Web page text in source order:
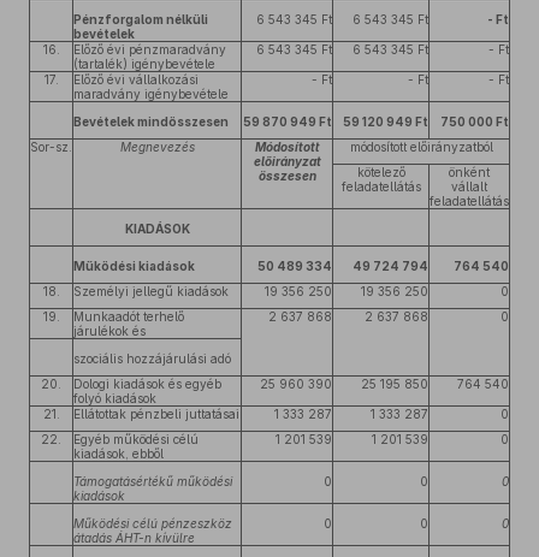
Pénzforgalom nélküli
bevételek
6 543 345 Ft 6 543 345 Ft - Ft
16.
Előző évi pénzmaradvány
(tartalék) igénybevétele
6 543 345 Ft 6 543 345 Ft - Ft
17.
Előző évi vállalkozási
maradvány igénybevétele
- Ft - Ft - Ft
Bevételek mindösszesen 59 870 949 Ft 59 120 949 Ft
750 000 Ft
Sor-sz.
Megnevezés
Módosított
előirányzat
összesen
módosított előirányzatból
kötelező
feladatellátás
önként
vállalt
feladatellátás
KIADÁSOK
Működési kiadások 50 489 334 49 724 794
764 540
18.
Személyi jellegű kiadások 19 356 250 19 356 250
0
19.
Munkaadót terhelő
járulékok és
2 637 868 2 637 868 0
szociális hozzájárulási adó
20.
Dologi kiadások és egyéb
folyó kiadások
25 960 390 25 195 850 764 540
21. Ellátottak pénzbeli juttatásai 1 333 287 1 333 287
0
22.
Egyéb működési célú
kiadások, ebből
1 201 539 1 201 539 0
Támogatásértékű működési
kiadások
0 0 0
Működési célú pénzeszköz
átadás ÁHT-n kívülre
0 0 0